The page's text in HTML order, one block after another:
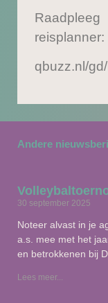
reisplanner:
qbuzz.nl/
Andere
30 september 2025
Noteer alvast in je
a.s. mee met het
en betrokkenen bij
Lees meer...